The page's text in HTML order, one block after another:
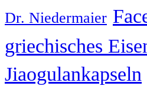
Dr. Niedermaier
griechisches
Jiaogulankapseln